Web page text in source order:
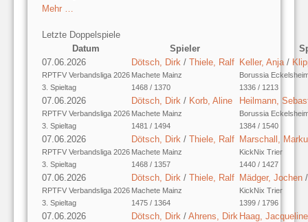
Mehr …
Letzte Doppelspiele
Datum
Spieler
07.06.2026
RPTFV Verbandsliga 2026
3. Spieltag
Dötsch, Dirk / Thiele, Ralf
Machete Mainz
1468 / 1370
Keller, Anja /
Borussia
1336 / 1213
07.06.2026
RPTFV Verbandsliga 2026
3. Spieltag
Dötsch, Dirk / Korb, Aline
Machete Mainz
1481 / 1494
Heilmann,
Borussia
1384 / 1540
07.06.2026
RPTFV Verbandsliga 2026
3. Spieltag
Dötsch, Dirk / Thiele, Ralf
Machete Mainz
1468 / 1357
Marschall,
KickNix Trier
1440 / 1427
07.06.2026
RPTFV Verbandsliga 2026
3. Spieltag
Dötsch, Dirk / Thiele, Ralf
Machete Mainz
1475 / 1364
Mädger, Jochen
KickNix Trier
1399 / 1796
07.06.2026 Dötsch, Dirk / Ahrens, Dirk Haag, Jacqueline